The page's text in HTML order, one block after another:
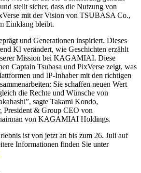
stellt sicher, dass die Nutzung von
mit der Vision von TSUBASA Co.,
Einklang bleibt.
und Generationen inspiriert. Dieses
KI verändert, wie Geschichten erzählt
Mission bei KAGAMIAI. Diese
Captain Tsubasa und PixVerse zeigt, was
und IP-Inhaber mit den richtigen
Sie schaffen neuen Wert
die Rechte und Wünsche von
sagte Takami Kondo,
President & Group CEO von
von KAGAMIAI Holdings.
ist von jetzt an bis zum 26. Juli auf
Informationen finden Sie unter